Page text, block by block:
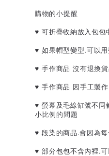
購物的小提醒
♥ 可折疊收納放入包包
♥ 如果帽型變型.可以
♥ 手作商品 沒有退換
♥ 手作商品 因手工製
♥ 螢幕及毛線缸號不同
小比例的問題
♥ 段染的商品.會因為
♥ 部分包包不含內裡.